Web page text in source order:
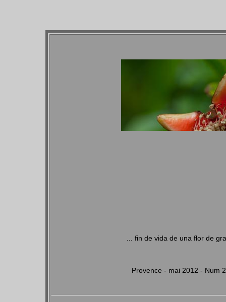
... fin de vida de una flor de
Provence - mai 2012 - Num